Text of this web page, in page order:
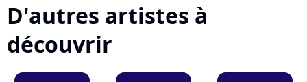
D'autres artistes à
découvrir